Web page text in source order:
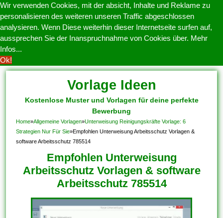
Wir verwenden Cookies, mit der absicht, Inhalte und Reklame zu
personalisieren des weiteren unseren Traffic abgeschlossen
analysieren. Wenn Diese weiterhin dieser Internetseite surfen auf,
aussprechen Sie der Inanspruchnahme von Cookies über. Mehr
Infos...
Ok!
Vorlage Ideen
Kostenlose Muster und Vorlagen für deine perfekte
Bewerbung
Home»Allgemeine Vorlagen»Unterweisung Reinigungskräfte Vorlage: 6
Strategien Nur Für Sie»Empfohlen Unterweisung Arbeitsschutz Vorlagen &
software Arbeitsschutz 785514
Empfohlen Unterweisung
Arbeitsschutz Vorlagen & software
Arbeitsschutz 785514